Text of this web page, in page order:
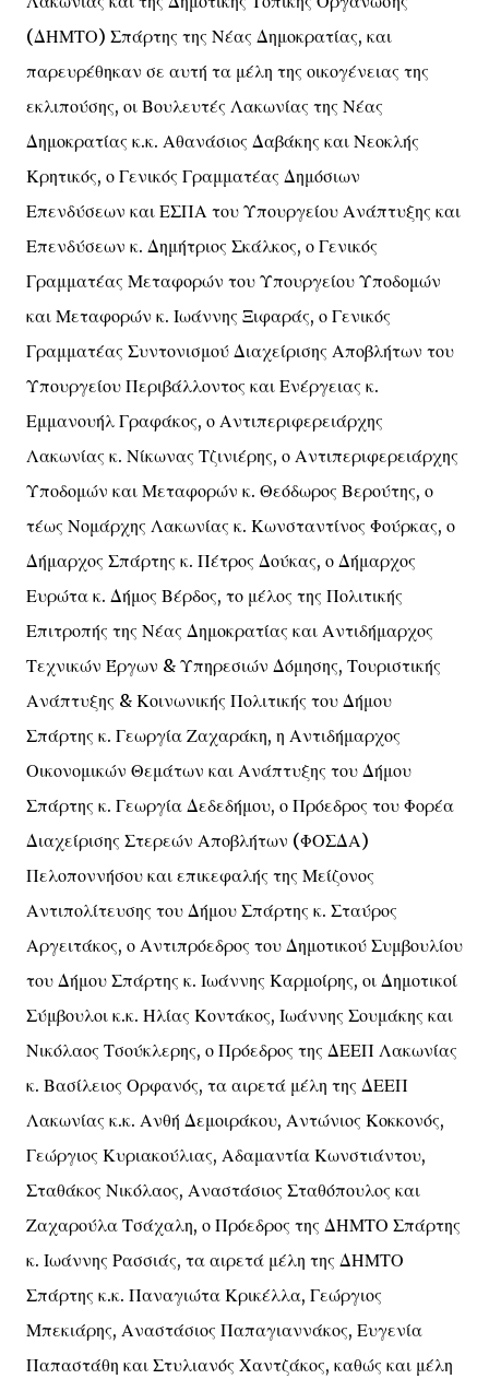
(ΔΗΜΤΟ) Σπάρτης της Νέας Δημοκρατίας, και
παρευρέθηκαν σε αυτή τα μέλη της οικογένειας της
εκλιπούσης, οι Βουλευτές Λακωνίας της Νέας
Δημοκρατίας κ.κ. Αθανάσιος Δαβάκης και Νεοκλής
Κρητικός, ο Γενικός Γραμματέας Δημόσιων
Επενδύσεων και ΕΣΠΑ του Υπουργείου Ανάπτυξης και
Επενδύσεων κ. Δημήτριος Σκάλκος, ο Γενικός
Γραμματέας Μεταφορών του Υπουργείου Υποδομών
και Μεταφορών κ. Ιωάννης Ξιφαράς, ο Γενικός
Γραμματέας Συντονισμού Διαχείρισης Αποβλήτων του
Υπουργείου Περιβάλλοντος και Ενέργειας κ.
Εμμανουήλ Γραφάκος, ο Αντιπεριφερειάρχης
Λακωνίας κ. Νίκωνας Τζινιέρης, ο Αντιπεριφερειάρχης
Υποδομών και Μεταφορών κ. Θεόδωρος Βερούτης, ο
τέως Νομάρχης Λακωνίας κ. Κωνσταντίνος Φούρκας, ο
Δήμαρχος Σπάρτης κ. Πέτρος Δούκας, ο Δήμαρχος
Ευρώτα κ. Δήμος Βέρδος, το μέλος της Πολιτικής
Επιτροπής της Νέας Δημοκρατίας και Αντιδήμαρχος
Τεχνικών Έργων & Υπηρεσιών Δόμησης, Τουριστικής
Ανάπτυξης & Κοινωνικής Πολιτικής του Δήμου
Σπάρτης κ. Γεωργία Ζαχαράκη, η Αντιδήμαρχος
Οικονομικών Θεμάτων και Ανάπτυξης του Δήμου
Σπάρτης κ. Γεωργία Δεδεδήμου, ο Πρόεδρος του Φορέα
Διαχείρισης Στερεών Αποβλήτων (ΦΟΣΔΑ)
Πελοποννήσου και επικεφαλής της Μείζονος
Αντιπολίτευσης του Δήμου Σπάρτης κ. Σταύρος
Αργειτάκος, ο Αντιπρόεδρος του Δημοτικού Συμβουλίου
του Δήμου Σπάρτης κ. Ιωάννης Καρμοίρης, οι Δημοτικοί
Σύμβουλοι κ.κ. Ηλίας Κοντάκος, Ιωάννης Σουμάκης και
Νικόλαος Τσούκλερης, ο Πρόεδρος της ΔΕΕΠ Λακωνίας
κ. Βασίλειος Ορφανός, τα αιρετά μέλη της ΔΕΕΠ
Λακωνίας κ.κ. Ανθή Δεμοιράκου, Αντώνιος Κοκκονός,
Γεώργιος Κυριακούλιας, Αδαμαντία Κωνστιάντου,
Σταθάκος Νικόλαος, Αναστάσιος Σταθόπουλος και
Ζαχαρούλα Τσάχαλη, ο Πρόεδρος της ΔΗΜΤΟ Σπάρτης
κ. Ιωάννης Ρασσιάς, τα αιρετά μέλη της ΔΗΜΤΟ
Σπάρτης κ.κ. Παναγιώτα Κρικέλλα, Γεώργιος
Μπεκιάρης, Αναστάσιος Παπαγιαννάκος, Ευγενία
Παπαστάθη και Στυλιανός Χαντζάκος, καθώς και μέλη